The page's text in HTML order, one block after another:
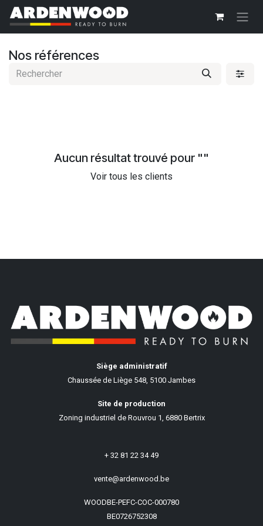
Se rendre au contenu
Nos références
Aucun résultat trouvé pour ""
Voir tous les clients
Siège administratif
Chaussée de Liège 548, 5100 Jambes
Site de production
Zoning industriel de Rouvrou 1, 6880 Bertrix
+ 32 81 22 34 49
vente@ardenwood.be
WOODBE-PEFC-COC-000780
BE0726752308